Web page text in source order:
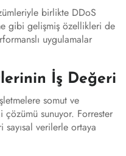
birlikte DDoS
gibi gelişmiş özellikleri de
uygulamalar
İş Değeri
somut ve
sunuyor. Forrester
sayısal verilerle ortaya